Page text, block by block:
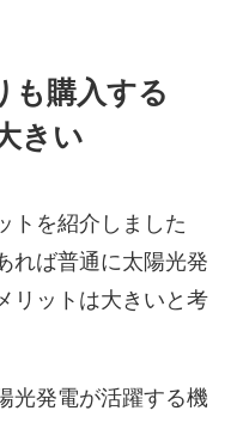
も購入する
きい
トを紹介しました
れば普通に太陽光発
リットは大きいと考
光発電が活躍する機